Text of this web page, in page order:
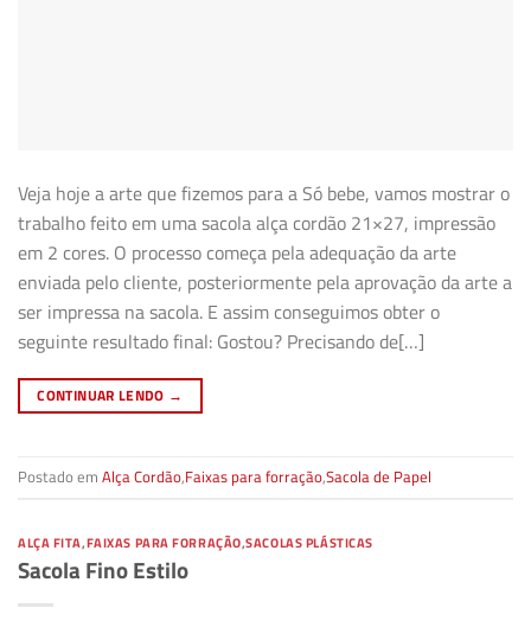
Veja hoje a arte que fizemos para a Só bebe, vamos mostrar o
trabalho feito em uma sacola alça cordão 21×27, impressão
em 2 cores. O processo começa pela adequação da arte
enviada pelo cliente, posteriormente pela aprovação da arte a
ser impressa na sacola. E assim conseguimos obter o
seguinte resultado final: Gostou? Precisando de[…]
CONTINUAR LENDO →
Postado em Alça Cordão,Faixas para forração,Sacola de Papel
ALÇA FITA,FAIXAS PARA FORRAÇÃO,SACOLAS PLÁSTICAS
Sacola Fino Estilo